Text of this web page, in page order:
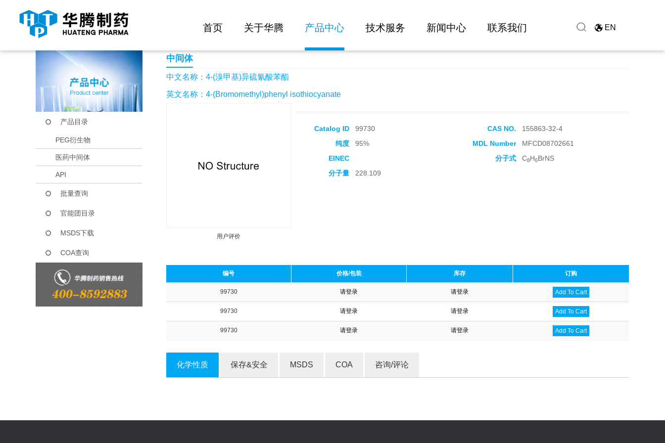
首页 关于华腾 产品中心 技术服务 新闻中心 联系我们 EN
当前位置： 首页 产品中心 4-(溴甲基)异硫氰酸苯酯
产品目录
PEG衍生物
医药中间体
API
批量查询
官能团目录
MSDS下载
COA查询
中间体
中文名称：4-(溴甲基)异硫氰酸苯酯
英文名称：4-(Bromomethyl)phenyl isothiocyanate
用户评价
收藏产品
Catalog ID 99730 CAS NO.
155863-32-4
纯度
95% MDL Number
MFCD08702661
EINEC
分子式 C8H6BrNS
分子量
228.109
编号 价格/包装 库存 订购
99730 请登录 请登录 Add To Cart
99730 请登录 请登录 Add To Cart
99730 请登录 请登录 Add To Cart
化学性质 保存&安全 MSDS COA 咨询/评论